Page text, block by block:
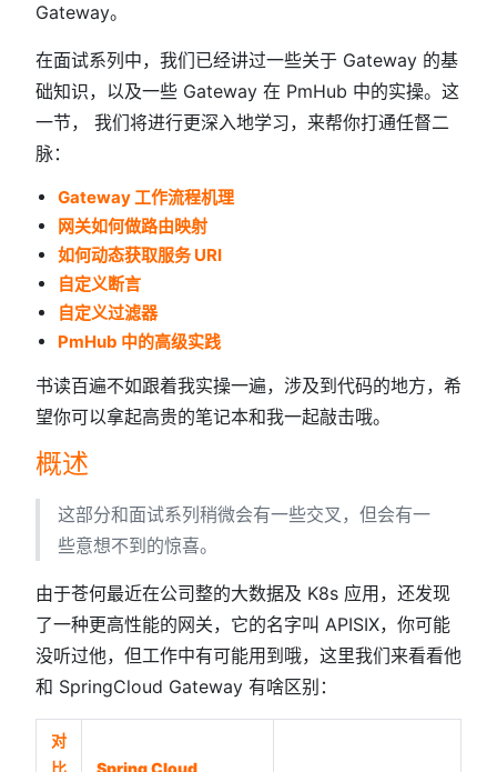
Gateway。
在面试系列中，我们已经讲过一些关于 Gateway 的基
础知识，以及一些 Gateway 在 PmHub 中的实操。这
一节， 我们将进行更深入地学习，来帮你打通任督二
脉：
Gateway 工作流程机理
网关如何做路由映射
如何动态获取服务 URI
自定义断言
自定义过滤器
PmHub 中的高级实践
书读百遍不如跟着我实操一遍，涉及到代码的地方，希
望你可以拿起高贵的笔记本和我一起敲击哦。
概述
这部分和面试系列稍微会有一些交叉，但会有一
些意想不到的惊喜。
由于苍何最近在公司整的大数据及 K8s 应用，还发现
了一种更高性能的网关，它的名字叫 APISIX，你可能
没听过他，但工作中有可能用到哦，这里我们来看看他
和 SpringCloud Gateway 有啥区别：
对
比
Spring Cloud